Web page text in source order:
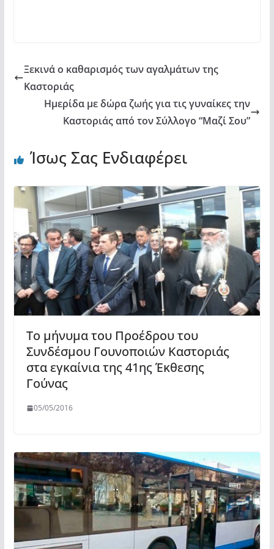
Ξεκινά ο καθαρισμός των αγαλμάτων της
Καστοριάς
Ημερίδα με δώρα ζωής για τις γυναίκες την
Καστοριάς από τον Σύλλογο “Μαζί Σου”
Ίσως Σας Ενδιαφέρει
Το μήνυμα του Προέδρου του
Συνδέσμου Γουνοποιών Καστοριάς
στα εγκαίνια της 41ης Έκθεσης
Γούνας
05/05/2016